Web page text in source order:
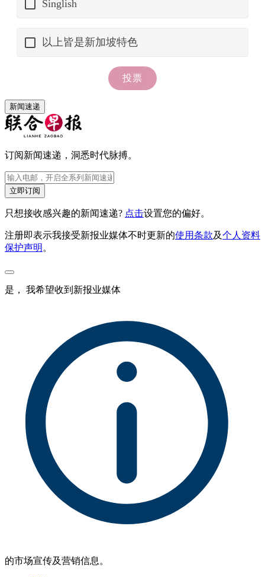
新闻速递
订阅新闻速递，洞悉时代脉搏。
立即订阅
只想接收感兴趣的新闻速递? 点击设置您的偏好。
注册即表示我接受新报业媒体不时更新的使用条款及个人资料
保护声明。
是， 我希望收到新报业媒体
的市场宣传及营销信息。